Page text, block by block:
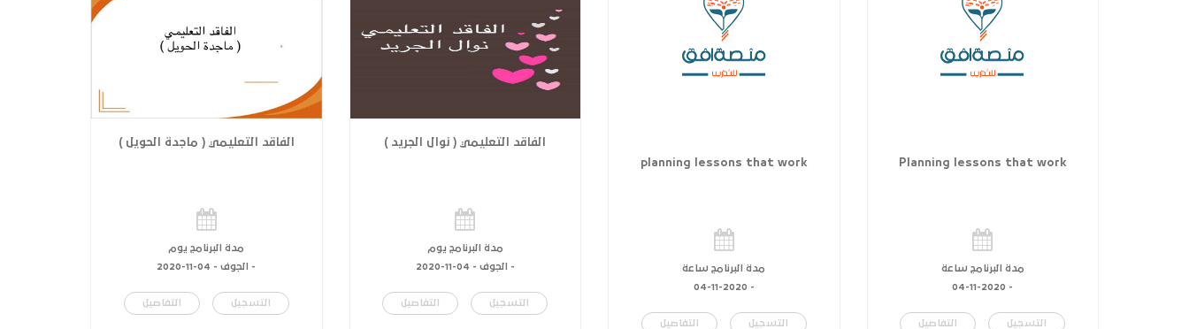
Planning lessons that work
مدة البرنامج ساعة
-
04-11-2020
التسجيل التفاصيل
planning lessons that work
مدة البرنامج ساعة
-
04-11-2020
التسجيل التفاصيل
الفاقد التعليمي ( نوال الجريد )
مدة البرنامج يوم
- الجوف - 04-11-2020
التسجيل التفاصيل
الفاقد التعليمي ( ماجدة الحويل )
مدة البرنامج يوم
- الجوف - 04-11-2020
التسجيل التفاصيل